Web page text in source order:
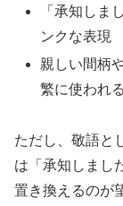
「承知しま
ンクな表現
親しい間柄
繁に使われる
ただし、敬語と
は「承知しまし
置き換えるのが